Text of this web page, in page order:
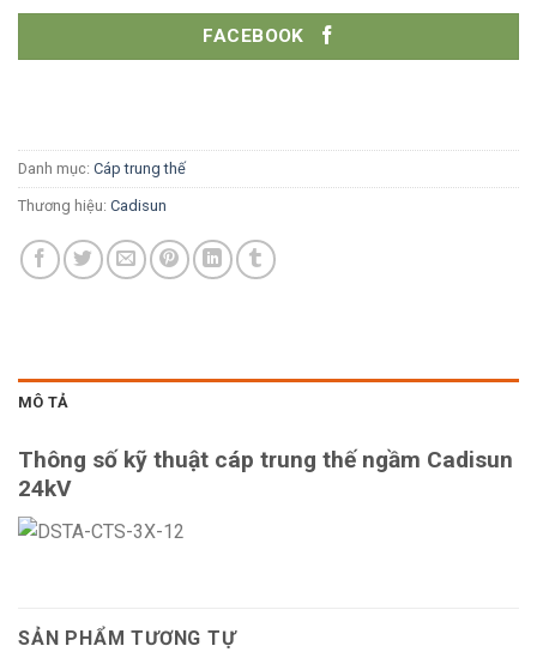
FACEBOOK
Danh mục: Cáp trung thế
Thương hiệu: Cadisun
MÔ TẢ
Thông số kỹ thuật cáp trung thế ngầm Cadisun
24kV
SẢN PHẨM TƯƠNG TỰ